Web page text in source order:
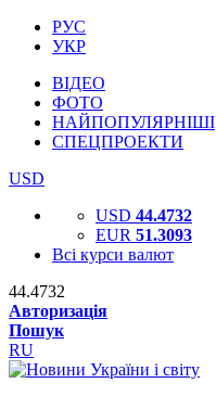
РУС
УКР
ВІДЕО
ФОТО
НАЙПОПУЛЯРНІШІ
СПЕЦПРОЕКТИ
USD
USD 44.4732
EUR 51.3093
Всі курси валют
44.4732
Авторизація
Пошук
RU